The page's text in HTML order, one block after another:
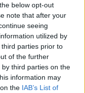
below opt-out
note that after your
seeing
utilized by
parties prior to
of the further
third parties on the
information may
the IAB’s List of